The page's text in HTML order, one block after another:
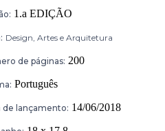
1.a EDIÇÃO
Design, Artes e Arquitetura
de páginas: 200
Português
de lançamento: 14/06/2018